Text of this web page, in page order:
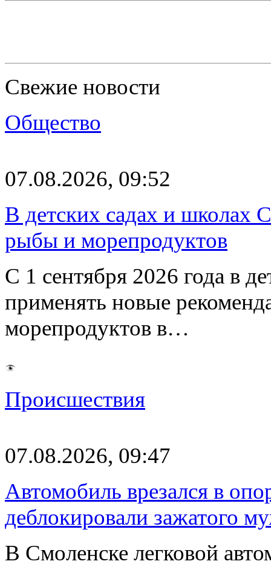
Свежие новости
Общество
07.08.2026, 09:52
В детских садах и школах
рыбы и морепродуктов
С 1 сентября 2026 года в
применять новые
морепродуктов в…
Происшествия
07.08.2026, 09:47
Автомобиль врезался в
деблокировали зажатого
В Смоленске легковой